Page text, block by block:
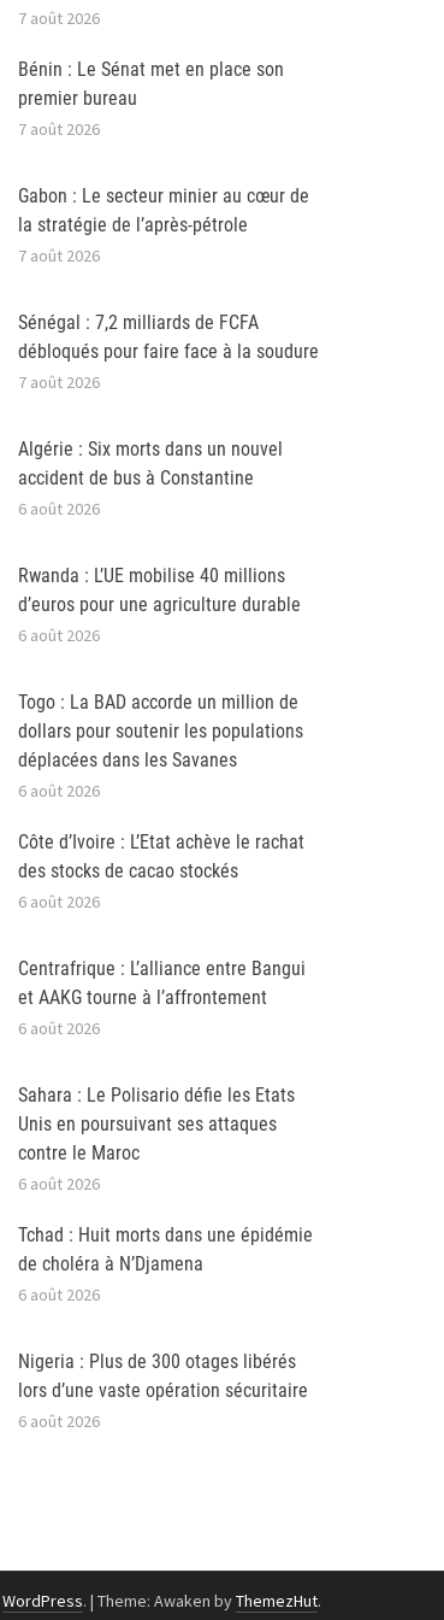
7 août 2026
Bénin : Le Sénat met en place son
premier bureau
7 août 2026
Gabon : Le secteur minier au cœur de
la stratégie de l’après-pétrole
7 août 2026
Sénégal : 7,2 milliards de FCFA
débloqués pour faire face à la soudure
7 août 2026
Algérie : Six morts dans un nouvel
accident de bus à Constantine
6 août 2026
Rwanda : L’UE mobilise 40 millions
d’euros pour une agriculture durable
6 août 2026
Togo : La BAD accorde un million de
dollars pour soutenir les populations
déplacées dans les Savanes
6 août 2026
Côte d’Ivoire : L’Etat achève le rachat
des stocks de cacao stockés
6 août 2026
Centrafrique : L’alliance entre Bangui
et AAKG tourne à l’affrontement
6 août 2026
Sahara : Le Polisario défie les Etats
Unis en poursuivant ses attaques
contre le Maroc
6 août 2026
Tchad : Huit morts dans une épidémie
de choléra à N’Djamena
6 août 2026
Nigeria : Plus de 300 otages libérés
lors d’une vaste opération sécuritaire
6 août 2026
WordPress. | Theme: Awaken byThemezHut.